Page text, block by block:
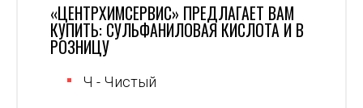
«ЦЕНТРХИМСЕРВИС» ПРЕДЛАГАЕТ ВАМ
КУПИТЬ: СУЛЬФАНИЛОВАЯ КИСЛОТА И В
РОЗНИЦУ
Ч - Чистый